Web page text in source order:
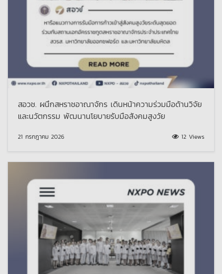
สอวช. ผนึกสหราชอาณาจักร เดินหน้าความร่วมมือด้านวิจัย
และนวัตกรรม พัฒนานโยบายรับมือสังคมสูงวัย
21 กรกฎาคม 2026 12 Views